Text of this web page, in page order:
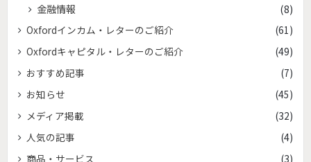
金融情報
(8)
Oxfordインカム・レターのご紹介
(61)
Oxfordキャピタル・レターのご紹介
(49)
おすすめ記事
(7)
お知らせ
(45)
メディア掲載
(32)
人気の記事
(4)
商品・サービス
(3)